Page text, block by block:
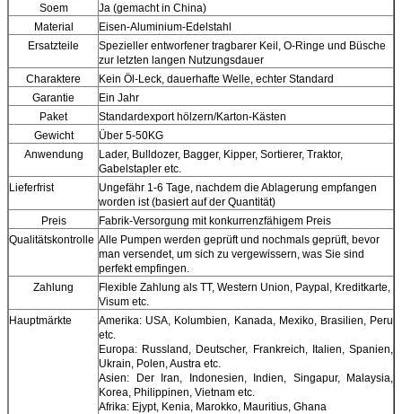
Soem
Ja (gemacht in China)
Material
Eisen-Aluminium-Edelstahl
Ersatzteile
Spezieller entworfener tragbarer Keil, O-Ringe und Büsche
zur letzten langen Nutzungsdauer
Charaktere
Kein Öl-Leck, dauerhafte Welle, echter Standard
Garantie
Ein Jahr
Paket
Standardexport hölzern/Karton-Kästen
Gewicht
Über 5-50KG
Anwendung
Lader, Bulldozer, Bagger, Kipper, Sortierer, Traktor,
Gabelstapler etc.
Lieferfrist
Ungefähr 1-6 Tage, nachdem die Ablagerung empfangen
worden ist (basiert auf der Quantität)
Preis
Fabrik-Versorgung mit konkurrenzfähigem Preis
Qualitätskontrolle Alle Pumpen werden geprüft und nochmals geprüft, bevor
man versendet, um sich zu vergewissern, was Sie sind
perfekt empfingen.
Zahlung
Flexible Zahlung als TT, Western Union, Paypal, Kreditkarte,
Visum etc.
Hauptmärkte
Amerika: USA, Kolumbien, Kanada, Mexiko, Brasilien, Peru
etc.
Europa: Russland, Deutscher, Frankreich, Italien, Spanien,
Ukrain, Polen, Austra etc.
Asien: Der Iran, Indonesien, Indien, Singapur, Malaysia,
Korea, Philippinen, Vietnam etc.
Afrika: Ejypt, Kenia, Marokko, Mauritius, Ghana